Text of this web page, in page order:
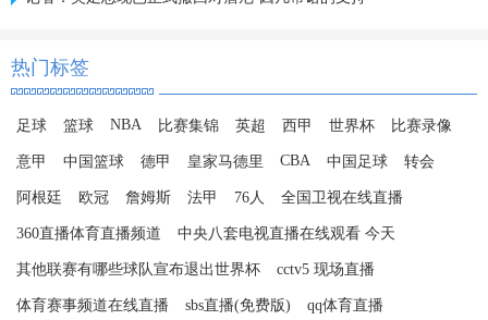
热门标签
足球 篮球 NBA 比赛集锦 英超 西甲 世界杯 比赛录像
意甲 中国篮球 德甲 皇家马德里 CBA 中国足球 转会
阿根廷 欧冠 詹姆斯 法甲 76人 全国卫视在线直播
360直播体育直播频道 中央八套电视直播在线观看 今天
其他联赛有哪些球队宣布退出世界杯 cctv5 现场直播
体育赛事频道在线直播 sbs直播(免费版) qq体育直播